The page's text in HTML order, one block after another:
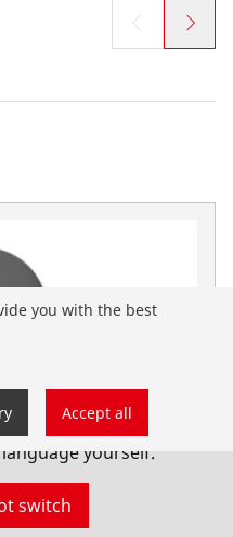
Africa. You can
yourself.
switch
you with the best
Accept all